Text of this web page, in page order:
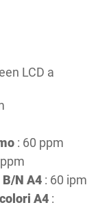
LCD a
: 60 ppm
N A4 : 60 ipm
A4 :